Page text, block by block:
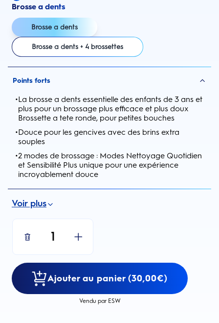
Brosse a dents
Brosse a dents
Brosse a dents + 4 brossettes
Points forts
•La brosse a dents essentielle des enfants de 3 ans et
plus pour un brossage plus efficace et plus doux
Brossette a tete ronde, pour petites bouches
•Douce pour les gencives avec des brins extra
souples
•2 modes de brossage : Modes Nettoyage Quotidien
et Sensibilité Plus unique pour une expérience
incroyablement douce
Voir plus
1
Ajouter au panier (30,00€)
Vendu par ESW